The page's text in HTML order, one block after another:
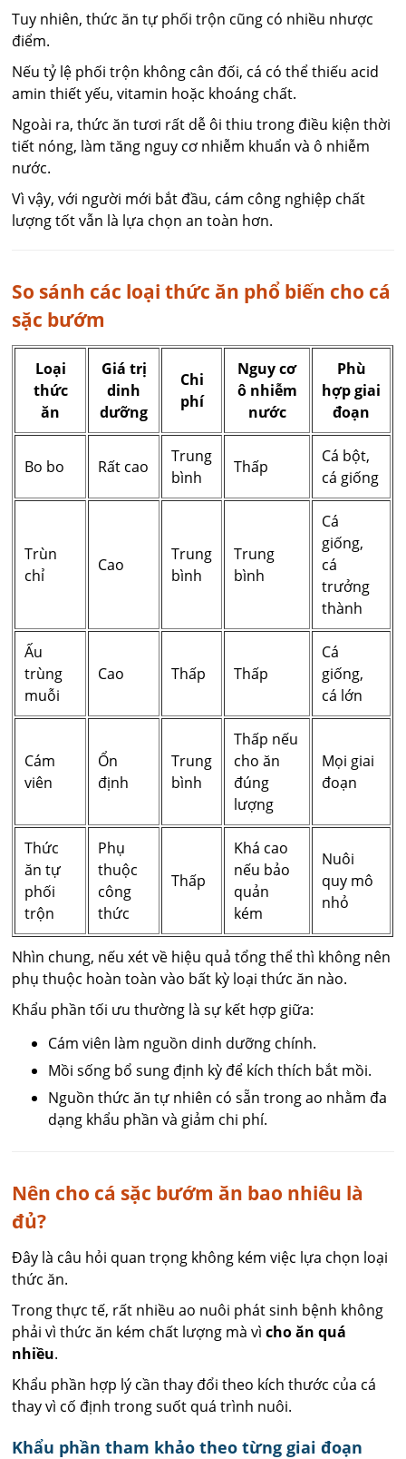
Tuy nhiên, thức ăn tự phối trộn cũng có nhiều nhược
điểm.
Nếu tỷ lệ phối trộn không cân đối, cá có thể thiếu acid
amin thiết yếu, vitamin hoặc khoáng chất.
Ngoài ra, thức ăn tươi rất dễ ôi thiu trong điều kiện thời
tiết nóng, làm tăng nguy cơ nhiễm khuẩn và ô nhiễm
nước.
Vì vậy, với người mới bắt đầu, cám công nghiệp chất
lượng tốt vẫn là lựa chọn an toàn hơn.
So sánh các loại thức ăn phổ biến cho cá
sặc bướm
Loại
thức
ăn
Giá trị
dinh
dưỡng
Chi
phí
Nguy cơ
ô nhiễm
nước
Phù
hợp giai
đoạn
Bo bo Rất cao
Trung
bình
Thấp
Cá bột,
cá giống
Trùn
chỉ
Cao
Trung
bình
Trung
bình
Cá
giống,
cá
trưởng
thành
Ấu
trùng
muỗi
Cao Thấp Thấp
Cá
giống,
cá lớn
Cám
viên
Ổn
định
Trung
bình
Thấp nếu
cho ăn
đúng
lượng
Mọi giai
đoạn
Thức
ăn tự
phối
trộn
Phụ
thuộc
công
thức
Thấp
Khá cao
nếu bảo
quản
kém
Nuôi
quy mô
nhỏ
Nhìn chung, nếu xét về hiệu quả tổng thể thì không nên
phụ thuộc hoàn toàn vào bất kỳ loại thức ăn nào.
Khẩu phần tối ưu thường là sự kết hợp giữa:
Cám viên làm nguồn dinh dưỡng chính.
Mồi sống bổ sung định kỳ để kích thích bắt mồi.
Nguồn thức ăn tự nhiên có sẵn trong ao nhằm đa
dạng khẩu phần và giảm chi phí.
Nên cho cá sặc bướm ăn bao nhiêu là
đủ?
Đây là câu hỏi quan trọng không kém việc lựa chọn loại
thức ăn.
Trong thực tế, rất nhiều ao nuôi phát sinh bệnh không
phải vì thức ăn kém chất lượng mà vìcho ăn quá
nhiều.
Khẩu phần hợp lý cần thay đổi theo kích thước của cá
thay vì cố định trong suốt quá trình nuôi.
Khẩu phần tham khảo theo từng giai đoạn